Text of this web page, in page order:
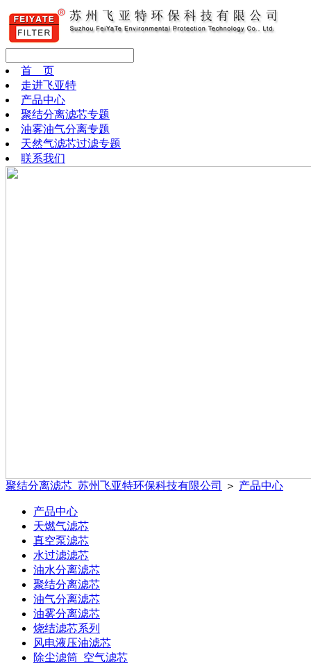
首 页
走进飞亚特
产品中心
聚结分离滤芯专题
油雾油气分离专题
天然气滤芯过滤专题
联系我们
聚结分离滤芯_苏州飞亚特环保科技有限公司 ＞ 产品中心
产品中心
天燃气滤芯
真空泵滤芯
水过滤滤芯
油水分离滤芯
聚结分离滤芯
油气分离滤芯
油雾分离滤芯
烧结滤芯系列
风电液压油滤芯
除尘滤筒_空气滤芯